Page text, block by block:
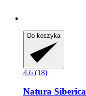
Do koszyka
4.6 (18)
Natura Siberica